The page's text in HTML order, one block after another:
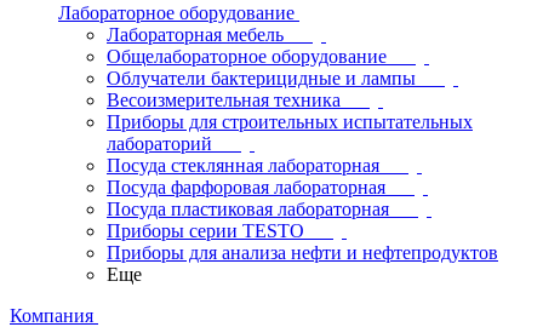
Лабораторное оборудование
Лабораторная мебель
Общелабораторное оборудование
Облучатели бактерицидные и лампы
Весоизмерительная техника
Приборы для строительных испытательных
лабораторий
Посуда стеклянная лабораторная
Посуда фарфоровая лабораторная
Посуда пластиковая лабораторная
Приборы серии TESTO
Приборы для анализа нефти и нефтепродуктов
Еще
Компания